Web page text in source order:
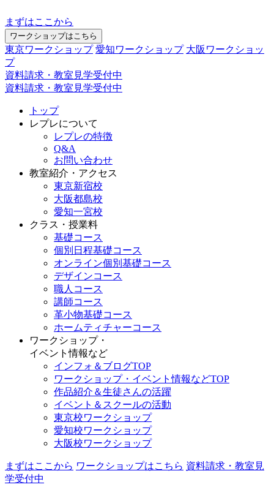
まずはここから
ワークショップはこちら
東京ワークショップ 愛知ワークショップ 大阪ワークショッ
プ
資料請求・教室見学受付中
資料請求・教室見学受付中
トップ
レプレについて
レプレの特徴
Q&A
お問い合わせ
教室紹介・アクセス
東京新宿校
大阪都島校
愛知一宮校
クラス・授業料
基礎コース
個別日程基礎コース
オンライン個別基礎コース
デザインコース
職人コース
講師コース
革小物基礎コース
ホームティチャーコース
ワークショップ・
イベント情報など
インフォ＆ブログTOP
ワークショップ・イベント情報などTOP
作品紹介＆生徒さんの活躍
イベント＆スクールの活動
東京校ワークショップ
愛知校ワークショップ
大阪校ワークショップ
まずはここから ワークショップはこちら 資料請求・教室見
学受付中